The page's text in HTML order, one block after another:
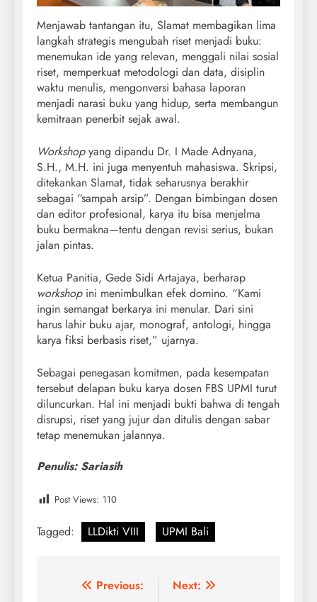
Menjawab tantangan itu, Slamat membagikan lima
langkah strategis mengubah riset menjadi buku:
menemukan ide yang relevan, menggali nilai sosial
riset, memperkuat metodologi dan data, disiplin
waktu menulis, mengonversi bahasa laporan
menjadi narasi buku yang hidup, serta membangun
kemitraan penerbit sejak awal.
Workshopyang dipandu Dr. I Made Adnyana,
S.H., M.H. ini juga menyentuh mahasiswa. Skripsi,
ditekankan Slamat, tidak seharusnya berakhir
sebagai “sampah arsip”. Dengan bimbingan dosen
dan editor profesional, karya itu bisa menjelma
buku bermakna—tentu dengan revisi serius, bukan
jalan pintas.
Ketua Panitia, Gede Sidi Artajaya, berharap
workshopini menimbulkan efek domino. “Kami
ingin semangat berkarya ini menular. Dari sini
harus lahir buku ajar, monograf, antologi, hingga
karya fiksi berbasis riset,” ujarnya.
Sebagai penegasan komitmen, pada kesempatan
tersebut delapan buku karya dosen FBS UPMI turut
diluncurkan. Hal ini menjadi bukti bahwa di tengah
disrupsi, riset yang jujur dan ditulis dengan sabar
tetap menemukan jalannya.
Penulis: Sariasih
Post Views: 110
Tagged: LLDikti VIII UPMI Bali
Post
Previous: Next: